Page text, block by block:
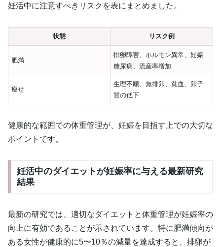
妊活中に注意すべきリスクを表にまとめました。
状態 リスク例
肥満
排卵障害、ホルモン異常、妊娠
糖尿病、流産率増加
痩せ
生理不順、無排卵、貧血、卵子
質の低下
健康的な範囲での体重管理が、妊娠を目指す上での大切な
ポイントです。
妊活中のダイエットが妊娠率に与える最新研究
結果
最新の研究では、適切なダイエットと体重管理が妊娠率の
向上に有効であることが示されています。特に肥満傾向が
ある女性が健康的に5〜10％の減量を達成すると、排卵が